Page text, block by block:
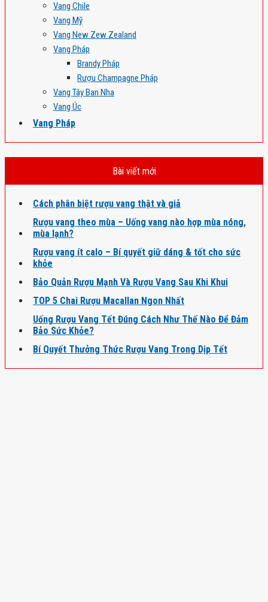
Vang Chile
Vang Mỹ
Vang New Zew Zealand
Vang Pháp
Brandy Pháp
Rượu Champagne Pháp
Vang Tây Ban Nha
Vang Úc
Vang Pháp
Bài viết mới
Cách phân biệt rượu vang thật và giả
Rượu vang theo mùa – Uống vang nào hợp mùa nóng,
mùa lạnh?
Rượu vang ít calo – Bí quyết giữ dáng & tốt cho sức
khỏe
Bảo Quản Rượu Mạnh Và Rượu Vang Sau Khi Khui
TOP 5 Chai Rượu Macallan Ngon Nhất
Uống Rượu Vang Tết Đúng Cách Như Thế Nào Để Đảm
Bảo Sức Khỏe?
Bí Quyết Thưởng Thức Rượu Vang Trong Dịp Tết